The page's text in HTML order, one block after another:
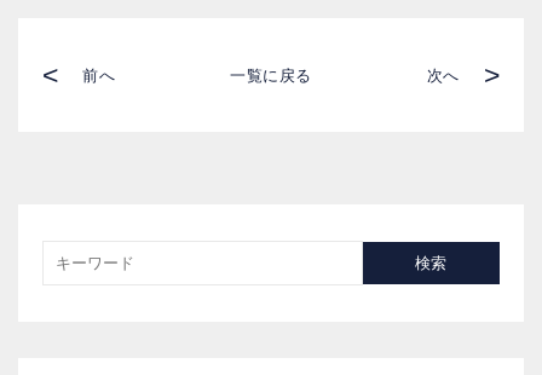
< 前へ 一覧に戻る 次へ >
検索